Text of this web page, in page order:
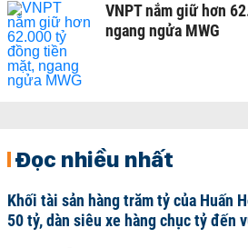
VNPT nắm giữ hơn
ngang ngửa MWG
Đọc nhiều nhất
Khối tài sản hàng trăm tỷ của Huấn
50 tỷ, dàn siêu xe hàng chục tỷ đến